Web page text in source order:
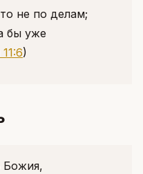
не по делам;
бы уже
)
Божия,